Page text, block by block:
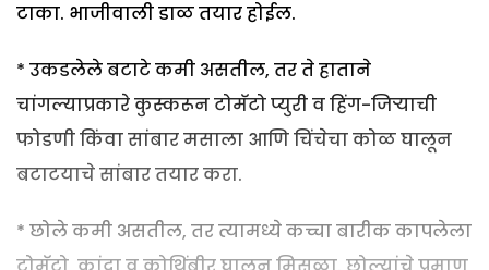
टाका. भाजीवाली डाळ तयार होईल.
* उकडलेले बटाटे कमी असतील, तर ते हाताने
चांगल्याप्रकारे कुस्करून टोमॅटो प्युरी व हिंग-जिऱ्याची
फोडणी किंवा सांबार मसाला आणि चिंचेचा कोळ घालून
बटाटयाचे सांबार तयार करा.
* छोले कमी असतील, तर त्यामध्ये कच्चा बारीक कापलेला